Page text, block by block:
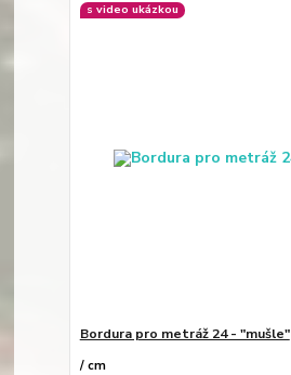
s video ukázkou
Bordura pro metráž 24 - "mušle"
/cm